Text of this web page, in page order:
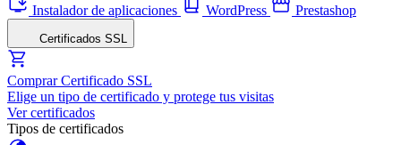
Instalador de aplicaciones
WordPress Prestashop
Certificados SSL
Comprar Certificado SSL
Elige un tipo de certificado y protege tus visitas
Ver certificados
Tipos de certificados